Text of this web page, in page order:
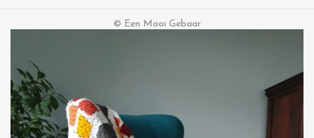
© Een Mooi Gebaar